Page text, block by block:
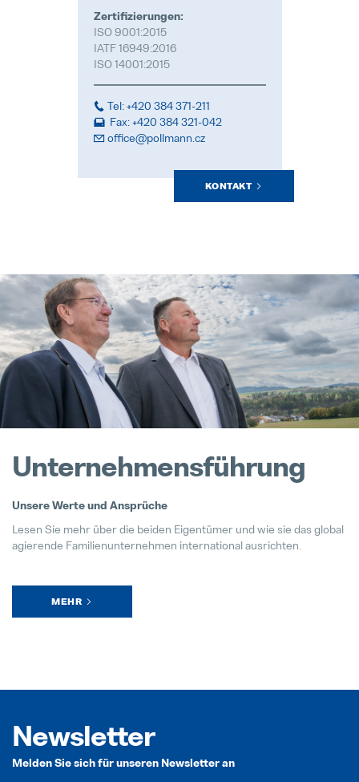
Zertifizierungen:
ISO 9001:2015
IATF 16949:2016
ISO 14001:2015
Tel: +420 384 371-211
Fax: +420 384 321-042
office@pollmann.cz
KONTAKT
Unternehmensführung
Unsere Werte und Ansprüche
Lesen Sie mehr über die beiden Eigentümer und wie sie das global
agierende Familienunternehmen international ausrichten.
MEHR
Newsletter
Melden Sie sich für unseren Newsletter an